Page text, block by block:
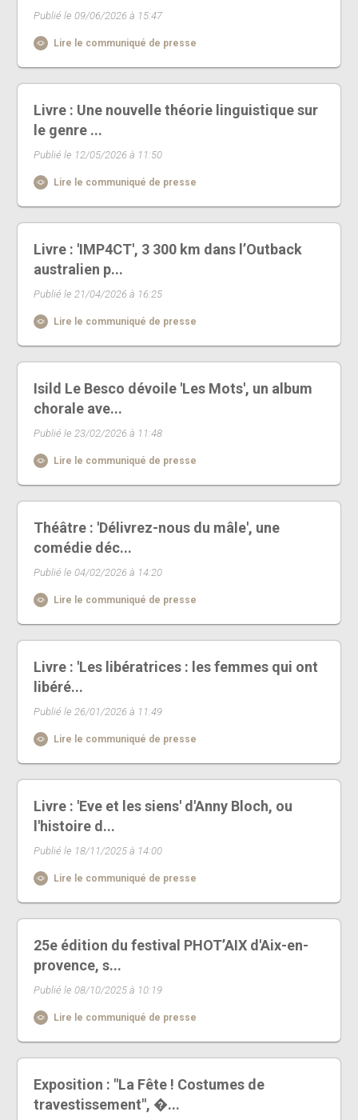
Publié le 09/06/2026 à 15:47
Lire le communiqué de presse
Livre : Une nouvelle théorie linguistique sur
le genre ...
Publié le 12/05/2026 à 11:50
Lire le communiqué de presse
Livre : 'IMP4CT', 3 300 km dans l’Outback
australien p...
Publié le 21/04/2026 à 16:25
Lire le communiqué de presse
Isild Le Besco dévoile 'Les Mots', un album
chorale ave...
Publié le 23/02/2026 à 11:48
Lire le communiqué de presse
Théâtre : 'Délivrez-nous du mâle', une
comédie déc...
Publié le 04/02/2026 à 14:20
Lire le communiqué de presse
Livre : 'Les libératrices : les femmes qui ont
libéré...
Publié le 26/01/2026 à 11:49
Lire le communiqué de presse
Livre : 'Eve et les siens' d'Anny Bloch, ou
l'histoire d...
Publié le 18/11/2025 à 14:00
Lire le communiqué de presse
25e édition du festival PHOT’AIX d'Aix-en-
provence, s...
Publié le 08/10/2025 à 10:19
Lire le communiqué de presse
Exposition : "La Fête ! Costumes de
travestissement", �...